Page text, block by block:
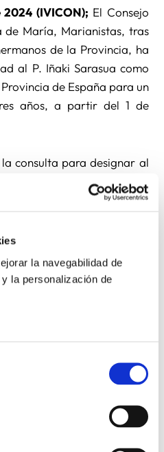
la navegabilidad de
la personalización de
(IVICON); El Consejo
de María, Marianistas, tras
de la Provincia, ha
al P. Iñaki Sarasua como
de España para un
años, a partir del 1 de
consulta para designar al
que actualmente ocupa
cuyo mandato acaba en
miembros del Consejo
a Iñaki Sarasua los 5